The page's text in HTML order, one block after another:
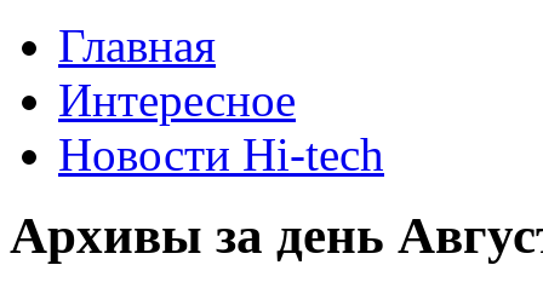
Главная
Интересное
Новости Hi-tech
Архивы за день